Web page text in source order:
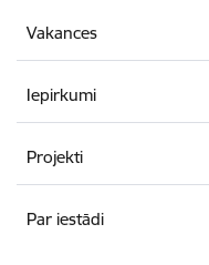
Vakances
Iepirkumi
Projekti
Par iestādi